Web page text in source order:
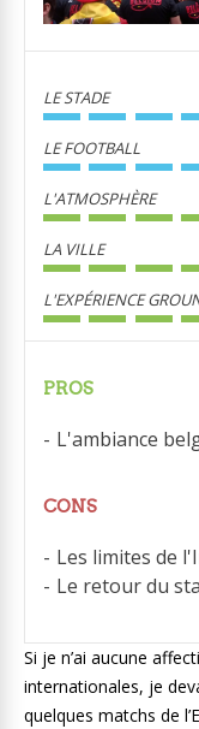
LE STADE
LE FOOTBALL
L'ATMOSPHÈRE
LA VILLE
L'EXPÉRIENCE
PROS
L'ambiance
CONS
Les limites de
Le retour du
Si je n’ai aucune
internationales, je
quelques matchs de